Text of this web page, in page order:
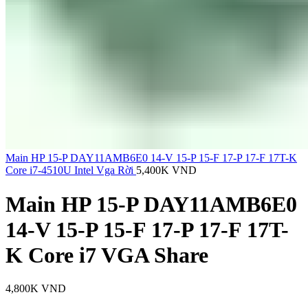
Main HP 15-P DAY11AMB6E0 14-V 15-P 15-F 17-P 17-F 17T-K
Core i7-4510U Intel Vga Rời 5,400K VND
Main HP 15-P DAY11AMB6E0
14-V 15-P 15-F 17-P 17-F 17T-
K Core i7 VGA Share
4,800K VND